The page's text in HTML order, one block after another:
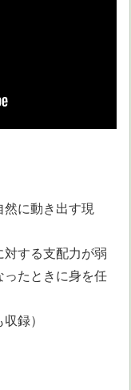
然に動き出す現
する支配力が弱
ったときに身を任
録）